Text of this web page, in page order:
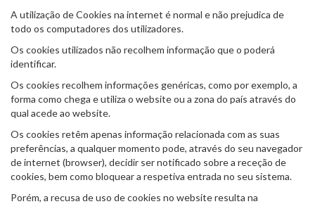
A utilização de Cookies na internet é normal e não prejudica de
todo os computadores dos utilizadores.
Os cookies utilizados não recolhem informação que o poderá
identificar.
Os cookies recolhem informações genéricas, como por exemplo, a
forma como chega e utiliza o website ou a zona do país através do
qual acede ao website.
Os cookies retêm apenas informação relacionada com as suas
preferências, a qualquer momento pode, através do seu navegador
de internet (browser), decidir ser notificado sobre a receção de
cookies, bem como bloquear a respetiva entrada no seu sistema.
Porém, a recusa de uso de cookies no website resulta na